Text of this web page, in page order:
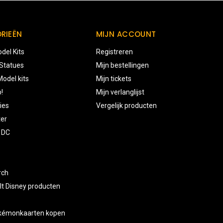
Kits
kits
Disney producten
kopen
MIJN ACCOUNT
Registreren
Mijn bestellingen
Mijn tickets
Mijn verlanglijst
Vergelijk producten